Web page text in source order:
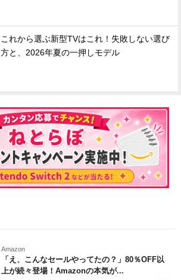
これから選ぶ新型TVはこれ！失敗しない選び
方と、2026年夏の一押しモデル
Amazon
「え、こんなセールやってたの？」80％OFF以
上が続々登場！Amazonの本気が...